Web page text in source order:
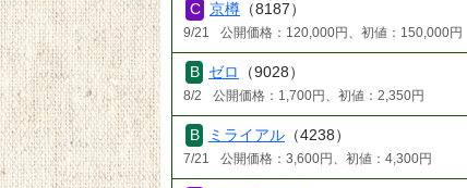
京樽 （8187）
9/21 公開価格：120,000円、初値：150,000円
ゼロ （9028）
8/2 公開価格：1,700円、初値：2,350円
ミライアル （4238）
7/21 公開価格：3,600円、初値：4,300円